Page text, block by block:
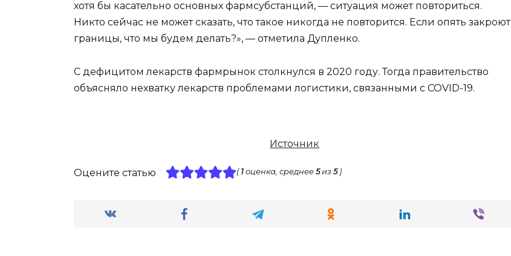
хотя бы касательно основных фармсубстанций, — ситуация может повториться.
Никто сейчас не может сказать, что такое никогда не повторится. Если опять закроют
границы, что мы будем делать?», — отметила Дупленко.
С дефицитом лекарств фармрынок столкнулся в 2020 году. Тогда правительство
объясняло нехватку лекарств проблемами логистики, связанными с COVID-19.
Источник
Оцените статью ( 1оценка, среднее 5из 5)